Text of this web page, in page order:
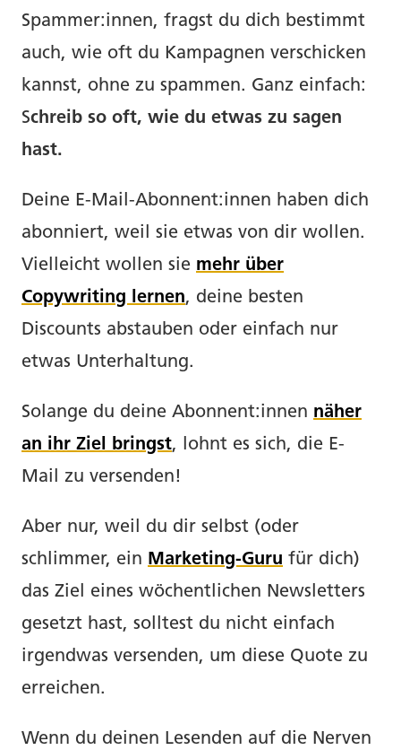
Spammer:innen, fragst du dich bestimmt
auch, wie oft du Kampagnen verschicken
kannst, ohne zu spammen. Ganz einfach:
Schreib so oft, wie du etwas zu sagen
hast.
Deine E-Mail-Abonnent:innen haben dich
abonniert, weil sie etwas von dir wollen.
Vielleicht wollen sie mehr über
Copywriting lernen, deine besten
Discounts abstauben oder einfach nur
etwas Unterhaltung.
Solange du deine Abonnent:innen näher
an ihr Ziel bringst, lohnt es sich, die E-
Mail zu versenden!
Aber nur, weil du dir selbst (oder
schlimmer, ein Marketing-Guru für dich)
das Ziel eines wöchentlichen Newsletters
gesetzt hast, solltest du nicht einfach
irgendwas versenden, um diese Quote zu
erreichen.
Wenn du deinen Lesenden auf die Nerven